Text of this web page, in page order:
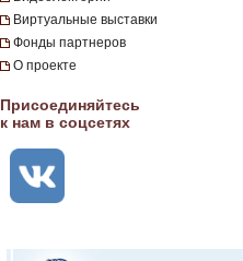
Виртуальные выставки
Фонды партнеров
О проекте
Присоединяйтесь
к нам в соцсетях